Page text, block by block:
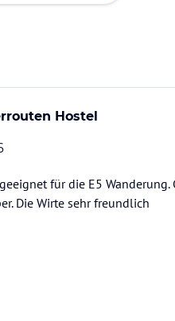
Hostel
für die E5
Die Wirte sehr freundlich